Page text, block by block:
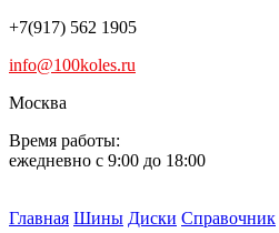
+7(917) 562 1905
info@100koles.ru
Москва
Время работы:
ежедневно с 9:00 до 18:00
Главная Шины Диски Справочник